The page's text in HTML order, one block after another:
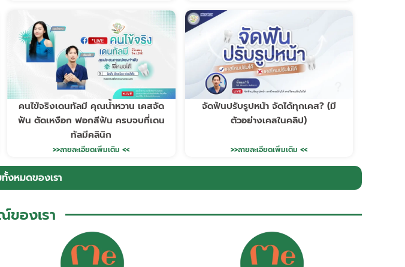
คนไข้จริงเดนทัลมี คุณน้ำหวาน เคสจัด
ฟัน ตัดเหงือก ฟอกสีฟัน ครบจบที่เดน
ทัลมีคลินิก
>>ลายละเอียดเพิ่มเติม <<
จัดฟันปรับรูปหน้า จัดได้ทุกเคส? (มี
ตัวอย่างเคสในคลิป)
>>ลายละเอียดเพิ่มเติม <<
งหมดของเรา
องเรา